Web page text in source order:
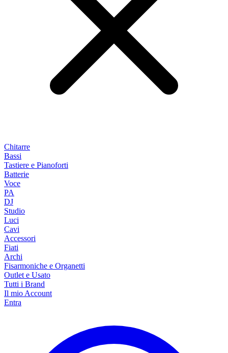
Chitarre
Bassi
Tastiere e Pianoforti
Batterie
Voce
PA
DJ
Studio
Luci
Cavi
Accessori
Fiati
Archi
Fisarmoniche e Organetti
Outlet e Usato
Tutti i Brand
Il mio Account
Entra